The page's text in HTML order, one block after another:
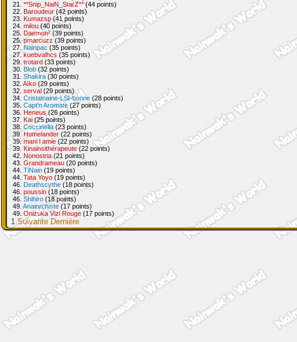
21. **Snip_NaiN_StarZ**(44 points)
22. Baroudeur (42 points)
23. Kumazsp (41 points)
24. milou (40 points)
25. Daemon²(39 points)
25.pmarcuzz (39 points)
27.Nainpac (35 points)
27. kuebvalhcs (35 points)
29. trotard (33 points)
30. Blob (32 points)
31. Shakira (30 points)
32. Aïko (29 points)
32. serval (29 points)
34. Cristalnaine-LSI-bonne (28 points)
35. Capt'n Aromate(27 points)
36. Heneus(26 points)
37. Kai (25 points)
38. Coccinella (23 points)
39.Homelander (22 points)
39.mani l amie (22 points)
39. Kinainsithérapeute (22 points)
42. Nonostria (21 points)
43. Grandrameau (20 points)
44. TiNain (19 points)
44. Tata Yoyo (19 points)
46. Deathscythe (18 points)
46. poussin (18 points)
46. Shihiro (18 points)
49. Anainrchiste(17 points)
49. Onizuka Vizi Rouge (17 points)
1 Suivante Dernière